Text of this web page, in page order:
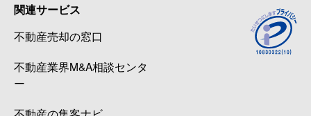
関連サービス
不動産売却の窓口
不動産業界M&A相談センタ
ー